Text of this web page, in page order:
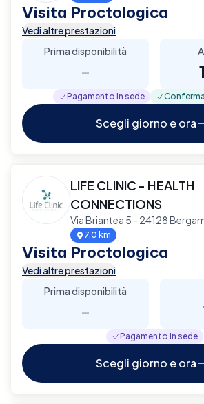
Visita Proctologica
Vedi altre prestazioni
Prima disponibilità
-
Pagamento in sede
Scegli giorno e ora
LIFE CLINIC - HEALTH
CONNECTIONS
Via Briantea 5 - 24128
7.0 km
Visita Proctologica
Vedi altre prestazioni
Prima disponibilità
-
Pagamento in sede
Scegli giorno e ora